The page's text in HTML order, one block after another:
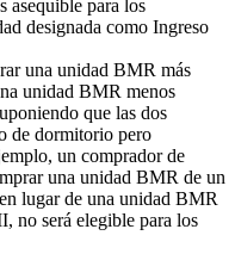
asequible para los
designada como Ingreso
una unidad BMR más
unidad BMR menos
que las dos
de dormitorio pero
un comprador de
una unidad BMR de un
lugar de una unidad BMR
no será elegible para los